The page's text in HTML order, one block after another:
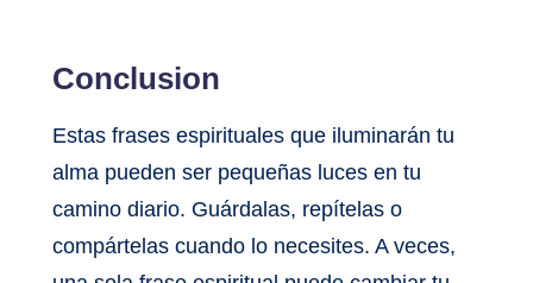
Conclusion
Estas frases espirituales que iluminarán tu
alma pueden ser pequeñas luces en tu
camino diario. Guárdalas, repítelas o
compártelas cuando lo necesites. A veces,